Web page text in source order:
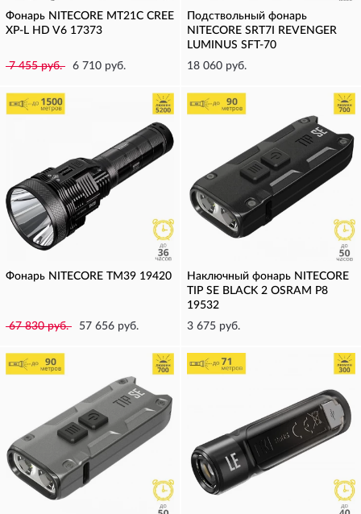
Фонарь NITECORE MT21C CREE
XP-L HD V6 17373
7 455 руб. 6 710 руб.
Подствольный фонарь
NITECORE SRT7I REVENGER
LUMINUS SFT-70
18 060 руб.
Фонарь NITECORE TM39 19420
67 830 руб. 57 656 руб.
Наключный фонарь NITECORE
TIP SE BLACK 2 OSRAM P8
19532
3 675 руб.